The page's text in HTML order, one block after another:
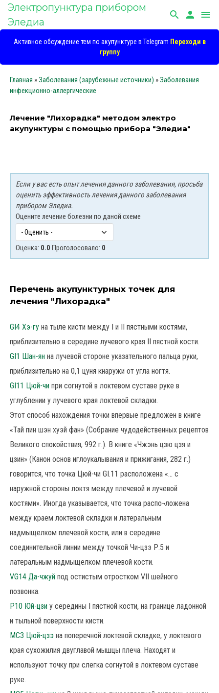
Электропунктура прибором
Эледиа
search person menu
Активное обсуждение тем по акупунктуре в Telegram Переходи в
группу
Главная »Заболевания (зарубежные источники) »Заболевания
инфекционно-аллергические
Лечение "Лихорадка" методом электро
акупунктуры с помощью прибора "Эледиа"
Если у вас есть опыт лечения данного заболевания, просьба
оценить эффективность лечения данного заболевания
прибором Эледиа.
Оцените лечение болезни по даной схеме
Оценка: 0.0 Проголосовало: 0
Перечень акупунктурных точек для
лечения "Лихорадка"
GI4 Хэ-гу на тыле кисти между I и II пястными костями,
приблизительно в середине лучевого края II пястной кости.
GI1 Шан-ян на лучевой стороне указательного пальца руки,
приблизительно на 0,1 цуня кнаружи от угла ногтя.
GI11 Цюй-чи при согнутой в локтевом суставе руке в
углублении у лучевого края локтевой складки.
Этот способ нахождения точки впервые предложен в книге
«Тай пин шэн хуэй фан» (Собрание чудодейственных рецептов
Великого спокойствия, 992 г.). В книге «Чжэнь цзю цзя и
цзин» (Канон основ иглоукалывания и прижигания, 282 г.)
говорится, что точка Цюй-чи GI.11 расположена «... с
наружной стороны локтя между плечевой и лучевой
костями». Иногда указывается, что точка распо¬ложена
между краем локтевой складки и латеральным
надмыщелком плечевой кости, или в середине
соединительной линии между точкой Чи-цзэ Р.5 и
латеральным надмыщелком плечевой кости.
VG14 Да-чжуй под остистым отростком VII шейного
позвонка.
P10 Юй-цзи у середины I пястной кости, на границе ладонной
и тыльной поверхности кисти.
МС3 Цюй-цзэ на поперечной локтевой складке, у локтевого
края сухожилия двуглавой мышцы плеча. Находят и
используют точку при слегка согнутой в локтевом суставе
руке.